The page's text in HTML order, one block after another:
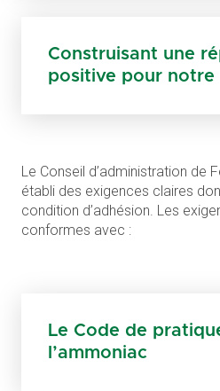
Construisant une
positive pour notre
Le Conseil d’administration de
établi des exigences claires
condition d’adhésion. Les
conformes avec :
Le Code de
l’ammoniac